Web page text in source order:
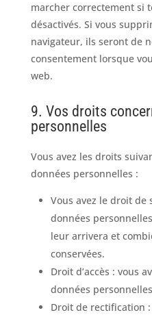
marcher correctement si
désactivés. Si vous
navigateur, ils seront de
consentement lorsque
web.
9. Vos droits
personnelles
Vous avez les droits
données personnelles :
Vous avez le droit de
données
leur arrivera et
conservées.
Droit d’accès : vous
données
Droit de rectification